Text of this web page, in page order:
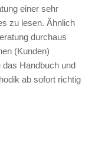
einer sehr
zu lesen. Ähnlich
durchaus
(Kunden)
Handbuch und
ab sofort richtig